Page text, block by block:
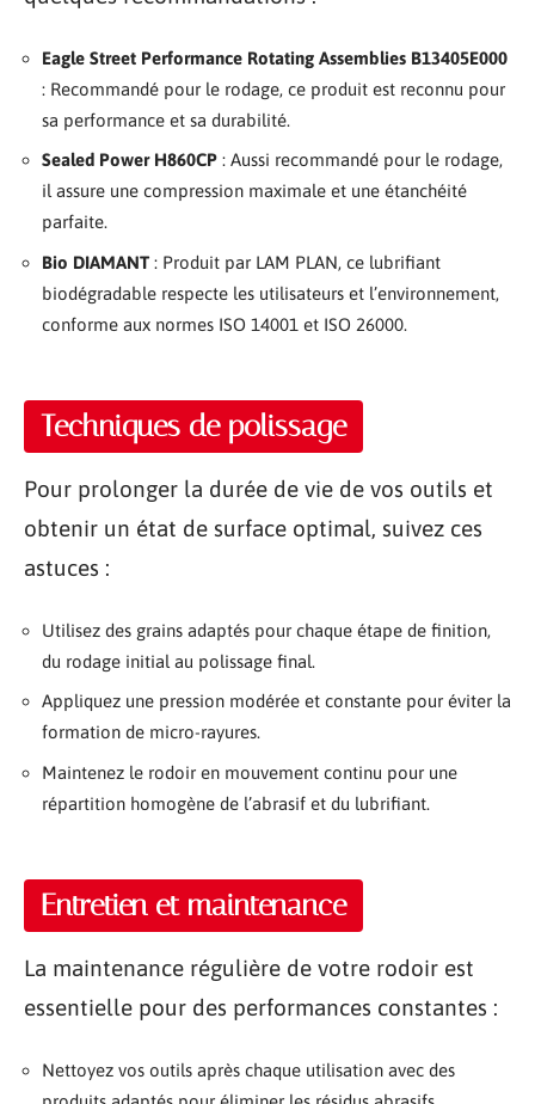
Eagle Street Performance Rotating Assemblies B13405E000
: Recommandé pour le rodage, ce produit est reconnu pour
sa performance et sa durabilité.
Sealed Power H860CP : Aussi recommandé pour le rodage,
il assure une compression maximale et une étanchéité
parfaite.
Bio DIAMANT : Produit par LAM PLAN, ce lubrifiant
biodégradable respecte les utilisateurs et l’environnement,
conforme aux normes ISO 14001 et ISO 26000.
Techniques de polissage
Pour prolonger la durée de vie de vos outils et
obtenir un état de surface optimal, suivez ces
astuces :
Utilisez des grains adaptés pour chaque étape de finition,
du rodage initial au polissage final.
Appliquez une pression modérée et constante pour éviter la
formation de micro-rayures.
Maintenez le rodoir en mouvement continu pour une
répartition homogène de l’abrasif et du lubrifiant.
Entretien et maintenance
La maintenance régulière de votre rodoir est
essentielle pour des performances constantes :
Nettoyez vos outils après chaque utilisation avec des